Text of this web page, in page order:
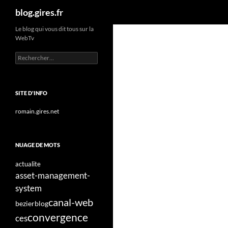
Aller
contenu
blog.gires.fr
Le blog qui vous dit tous sur la
WebTv
Rechercher :
SITE D'INFO
romain.gires.net
NUAGE DE MOTS
actualite
asset-management-
system
bezierblogcanal-web
cesconvergence